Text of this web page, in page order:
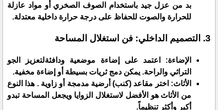
بد من عزل جيد باستخدام الصوف الصخري أو مواد عازلة
للحرارة والصوت للحفاظ على درجة حرارة داخلية معتدلة.
​3. التصميم الداخلي: فن استغلال المساحة
​الإضاءة: اعتمد على إضاءة موضعية ودافئةلتعزيز الجو
التراثي والراحة. يمكن دمج ثريات بسيطة أو إضاءة مخفية.
​الأثاث: اختر مقاعد (كنب) أرضية مدمجة أو زاوية . هذا النوع
من الأثاث هو الأفضل لاستغلال الزوايا ويجعل المساحة تبدو
أكبر وأكثر تنظيماً.